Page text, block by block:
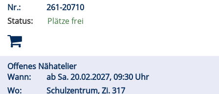
Nr.:
261-20710
Status:
Plätze frei
Offenes Nähatelier
Wann:
abSa.20.02.2027, 09:30 Uhr
Wo:
Schulzentrum, Zi. 317